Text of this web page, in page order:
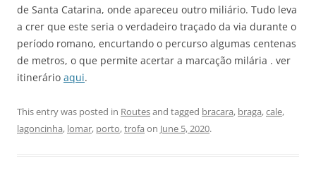
de Santa Catarina, onde apareceu outro miliário. Tudo leva
a crer que este seria o verdadeiro traçado da via durante o
período romano, encurtando o percurso algumas centenas
de metros, o que permite acertar a marcação milária . ver
itinerário aqui.
This entry was posted in Routesand tagged bracara, braga,cale,
lagoncinha, lomar, porto,trofa on June 5, 2020.